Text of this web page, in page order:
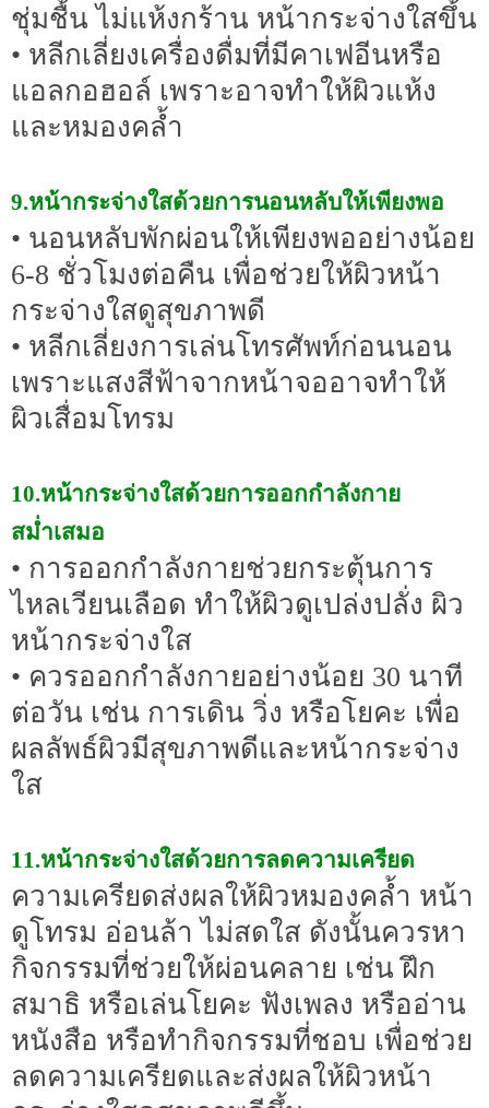
ชุ่มชื้น ไม่แห้งกร้าน หน้ากระจ่างใสขึ้น
• หลีกเลี่ยงเครื่องดื่มที่มีคาเฟอีนหรือ
แอลกอฮอล์ เพราะอาจทำให้ผิวแห้ง
และหมองคล้ำ
9.หน้ากระจ่างใสด้วยการนอนหลับให้เพียงพอ
• นอนหลับพักผ่อนให้เพียงพออย่างน้อย
6-8 ชั่วโมงต่อคืน เพื่อช่วยให้ผิวหน้า
กระจ่างใสดูสุขภาพดี
• หลีกเลี่ยงการเล่นโทรศัพท์ก่อนนอน
เพราะแสงสีฟ้าจากหน้าจออาจทำให้
ผิวเสื่อมโทรม
10.หน้ากระจ่างใสด้วยการออกกำลังกาย
สม่ำเสมอ
• การออกกำลังกายช่วยกระตุ้นการ
ไหลเวียนเลือด ทำให้ผิวดูเปล่งปลั่ง ผิว
หน้ากระจ่างใส
• ควรออกกำลังกายอย่างน้อย 30 นาที
ต่อวัน เช่น การเดิน วิ่ง หรือโยคะ เพื่อ
ผลลัพธ์ผิวมีสุขภาพดีและหน้ากระจ่าง
ใส
11.หน้ากระจ่างใสด้วยการลดความเครียด
ความเครียดส่งผลให้ผิวหมองคล้ำ หน้า
ดูโทรม อ่อนล้า ไม่สดใส ดังนั้นควรหา
กิจกรรมที่ช่วยให้ผ่อนคลาย เช่น ฝึก
สมาธิ หรือเล่นโยคะ ฟังเพลง หรืออ่าน
หนังสือ หรือทำกิจกรรมที่ชอบ เพื่อช่วย
ลดความเครียดและส่งผลให้ผิวหน้า